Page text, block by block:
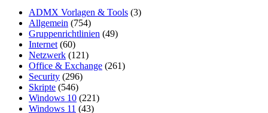
ADMX Vorlagen & Tools (3)
Allgemein (754)
Gruppenrichtlinien (49)
Internet (60)
Netzwerk (121)
Office & Exchange (261)
Security (296)
Skripte (546)
Windows 10 (221)
Windows 11 (43)